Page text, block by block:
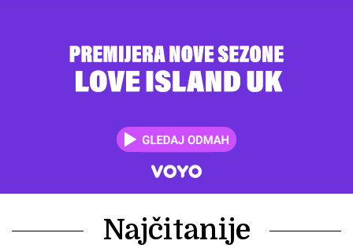
Najčitanije